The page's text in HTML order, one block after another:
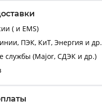
( и EMS)
ПЭК, КиТ, Энергия и др.
службы (Major, СДЭК и др.)